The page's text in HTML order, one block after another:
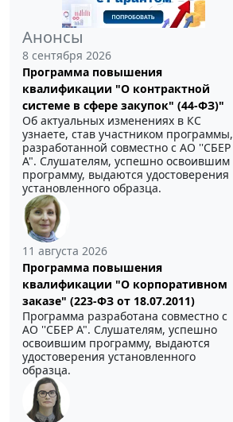
Анонсы
8 сентября 2026
Программа повышения
квалификации "О контрактной
системе в сфере закупок" (44-ФЗ)"
Об актуальных изменениях в КС
узнаете, став участником программы,
разработанной совместно с АО ''СБЕР
А". Слушателям, успешно освоившим
программу, выдаются удостоверения
установленного образца.
11 августа 2026
Программа повышения
квалификации "О корпоративном
заказе" (223-ФЗ от 18.07.2011)
Программа разработана совместно с
АО ''СБЕР А". Слушателям, успешно
освоившим программу, выдаются
удостоверения установленного
образца.